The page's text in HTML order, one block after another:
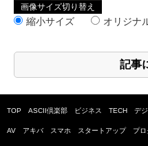
画像サイズ切り替え
縮小サイズ オリジナ
記事
TOP ASCII倶楽部 ビジネス TECH デ
AV アキバ スマホ スタートアップ プ